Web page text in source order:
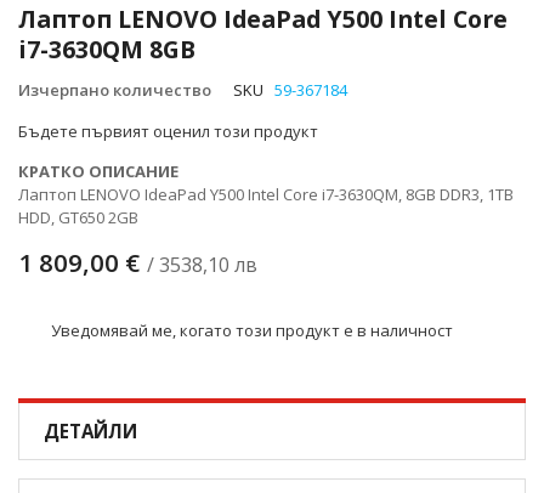
Лаптоп LENOVO IdeaPad Y500 Intel Core
i7-3630QM 8GB
Изчерпано количество SKU 59-367184
Бъдете първият оценил този продукт
КРАТКО ОПИСАНИЕ
Лаптоп LENOVO IdeaPad Y500 Intel Core i7-3630QM, 8GB DDR3, 1TB
HDD, GT650 2GB
1 809,00 € / 3538,10 лв
Уведомявай ме, когато този продукт е в наличност
към
началото
на
галерия
снимки
ДЕТАЙЛИ